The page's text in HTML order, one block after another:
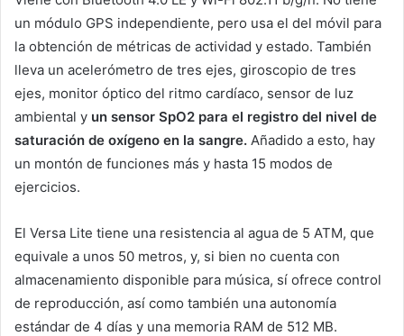
un módulo GPS independiente, pero usa el del móvil para
la obtención de métricas de actividad y estado. También
lleva un acelerómetro de tres ejes, giroscopio de tres
ejes, monitor óptico del ritmo cardíaco, sensor de luz
ambiental y un sensor SpO2 para el registro del nivel de
saturación de oxígeno en la sangre. Añadido a esto, hay
un montón de funciones más y hasta 15 modos de
ejercicios.
El Versa Lite tiene una resistencia al agua de 5 ATM, que
equivale a unos 50 metros, y, si bien no cuenta con
almacenamiento disponible para música, sí ofrece control
de reproducción, así como también una autonomía
estándar de 4 días y una memoria RAM de 512 MB.